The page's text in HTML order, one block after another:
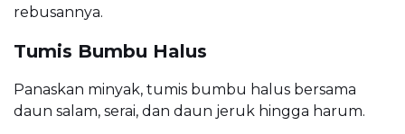
rebusannya.
Tumis Bumbu Halus
Panaskan minyak, tumis bumbu halus bersama
daun salam, serai, dan daun jeruk hingga harum.